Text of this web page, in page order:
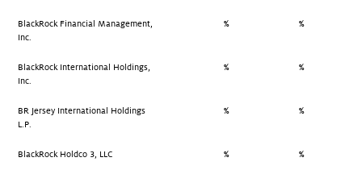
BlackRock Financial Management,
Inc.
% %
BlackRock International Holdings,
Inc.
% %
BR Jersey International Holdings
L.P.
% %
BlackRock Holdco 3, LLC % %